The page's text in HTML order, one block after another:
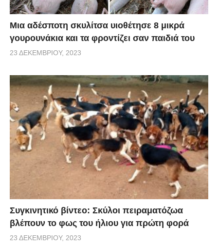
Μια αδέσποτη σκυλίτσα υιοθέτησε 8 μικρά
γουρουνάκια και τα φροντίζει σαν παιδιά του
23 ΔΕΚΕΜΒΡΊΟΥ, 2023
Συγκινητικό βίντεο: Σκύλοι πειραματόζωα
βλέπουν το φως του ήλιου για πρώτη φορά
23 ΔΕΚΕΜΒΡΊΟΥ, 2023